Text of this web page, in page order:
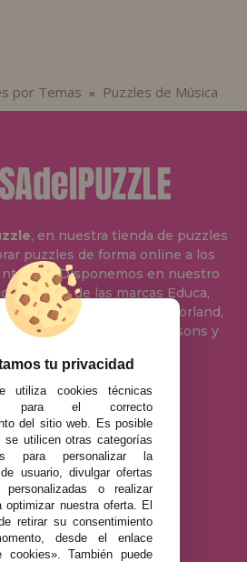
por Temas » Puzzles de Música
, en nuestra tienda de puzzles
puzzles de forma online a los
Disponemos en nuestro
puzzles de las marcas Educa,
Heye, Schmidt, Castorland,
Anatolian, Art Puzzle, Gibsons y
133
Industrial Recisur
Diez Nave 5 41500
Guadaira Sevilla,
tu privacidad
utiliza cookies técnicas
para el correcto
del sitio web. Es posible
se utilicen otras categorías
para personalizar la
usuario, divulgar ofertas
personalizadas o realizar
optimizar nuestra oferta. El
retirar su consentimiento
desde el enlace
cookies». También puede